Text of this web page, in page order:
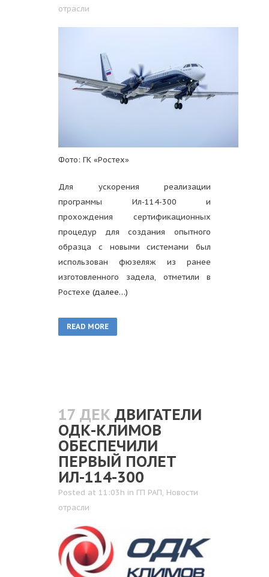
отрасли
Фото: ГК «Ростех»
Для ускорения реализации
программы Ил-114-300 и
прохождения сертификационных
процедур для создания опытного
образца с новыми системами был
использован фюзеляж из ранее
изготовленного задела, отметили в
Ростехе (далее…)
READ MORE
17 ДЕК ДВИГАТЕЛИ
ОДК-КЛИМОВ
ОБЕСПЕЧИЛИ
ПЕРВЫЙ ПОЛЕТ
ИЛ-114-300
Posted at 11:03h in ГП РАП, Новости
отрасли